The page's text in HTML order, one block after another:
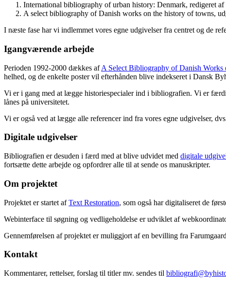
International bibliography of urban history: Denmark, redigeret
A select bibliography of Danish works on the history of towns,
I næste fase har vi indlemmet vores egne udgivelser fra centret og de
Igangværende arbejde
Perioden 1992-2000 dækkes afA Select Bibliography of Danish
helhed, og de enkelte poster vil efterhånden blive indekseret i Dansk
Vi er i gang med at lægge historiespecialer ind i bibliografien. Vi er
lånes på universitetet.
Vi er også ved at lægge alle referencer ind fra vores egne udgivelser,
Digitale udgivelser
Bibliografien er desuden i færd med at blive udvidet med digitale
fortsætte dette arbejde og opfordrer alle til at sende os manuskripter.
Om projektet
Projektet er startet afText Restoration, som også har digitaliseret de
Webinterface til søgning og vedligeholdelse er udviklet af
Gennemførelsen af projektet er muliggjort af en bevilling fra
Kontakt
Kommentarer, rettelser, forslag til titler mv. sendes til